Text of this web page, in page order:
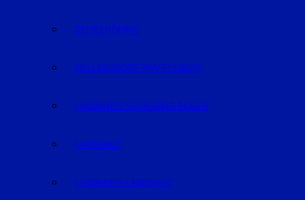
GEISELHÖRING
MALLERSDORF-PFAFFENBERG
LANDKREIS STRAUBING-BOGEN
LANDSHUT
LANDKREIS LANDSHUT